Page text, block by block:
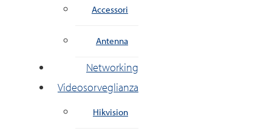
Accessori
Antenna
Networking
Videosorveglianza
Hikvision